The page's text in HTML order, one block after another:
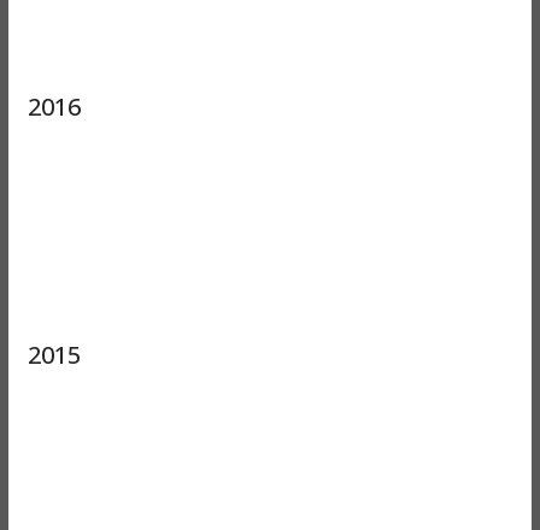
2016
2015